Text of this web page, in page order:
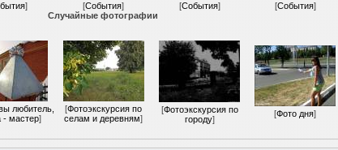
] [События] [События] [События]
Случайные фотографии
любитель,
- мастер]
[Фотоэкскурсия по
селам и деревням]
[Фотоэкскурсия по
городу]
[Фото дня]